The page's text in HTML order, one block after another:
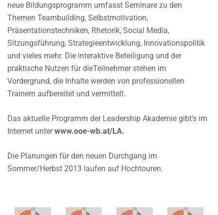
neue Bildungsprogramm umfasst Seminare zu den
Themen Teambuilding, Selbstmotivation,
Präsentationstechniken, Rhetorik, Social Media,
Sitzungsführung, Strategieentwicklung, Innovationspolitik
und vieles mehr. Die interaktive Beteiligung und der
praktische Nutzen für dieTeilnehmer stehen im
Vordergrund, die Inhalte werden von professionellen
Trainern aufbereitet und vermittelt.
Das aktuelle Programm der Leadership Akademie gibt‘s im
Internet unterwww.ooe-wb.at/LA.
Die Planungen für den neuen Durchgang im
Sommer/Herbst 2013 laufen auf Hochtouren.